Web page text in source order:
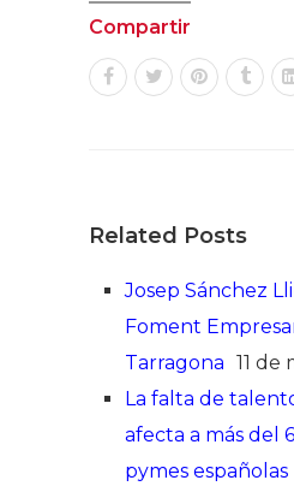
Compartir
Related Posts
Josep Sánchez
Foment
Tarragona 11 de
La falta de
afecta a más del
pymes españolas